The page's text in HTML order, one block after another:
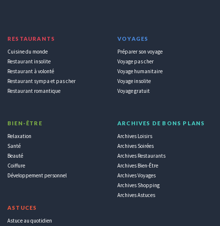
RESTAURANTS
Cuisine du monde
Restaurant insolite
Restaurant à volonté
Restaurant sympa et pas cher
Restaurant romantique
BIEN-ÊTRE
Relaxation
Santé
Beauté
Coiffure
Développement personnel
ASTUCES
Astuce au quotidien
VOYAGES
Préparer son voyage
Voyage pas cher
Voyage humanitaire
Voyage insolite
Voyage gratuit
ARCHIVES DE BONS PLANS
Archives Loisirs
Archives Soirées
Archives Restaurants
Archives Bien-Être
Archives Voyages
Archives Shopping
Archives Astuces